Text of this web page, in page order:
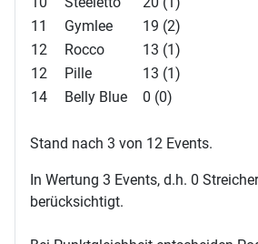
11
Gymlee
19 (2)
12
Rocco
13 (1)
12
Pille
13 (1)
14
Belly Blue 0 (0)
Stand nach 3 von 12 Events.
In Wertung 3 Events, d.h. 0
berücksichtigt.